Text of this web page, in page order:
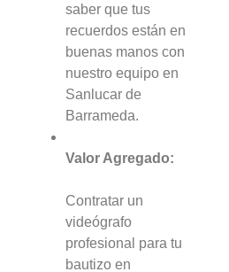
saber que tus
recuerdos están en
buenas manos con
nuestro equipo en
Sanlucar de
Barrameda.
Valor Agregado:
Contratar un
videógrafo
profesional para tu
bautizo en